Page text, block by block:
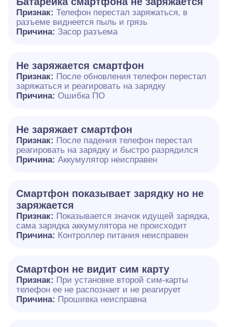
Признак: Телефон перестал заряжаться, в
разъеме виднеется пыль и грязь
Причина: Засор разъема
Не заряжается смартфон
Признак: После обновления телефон перестал
заряжаться и реагировать на зарядку
Причина: Ошибка ПО
Не заряжает смартфон
Признак: После падения телефон перестал
реагировать на зарядку и быстро разрядился
Причина: Аккумулятор неисправен
Смартфон показывает зарядку но не
заряжается
Признак: Показывается значок идущей зарядка,
сама зарядка аккумулятора не происходит
Причина: Контроллер питания неисправен
Смартфон не видит сим карту
Признак: При установке второй сим-карты
телефон ее не распознает и не реагирует
Причина: Прошивка неисправна